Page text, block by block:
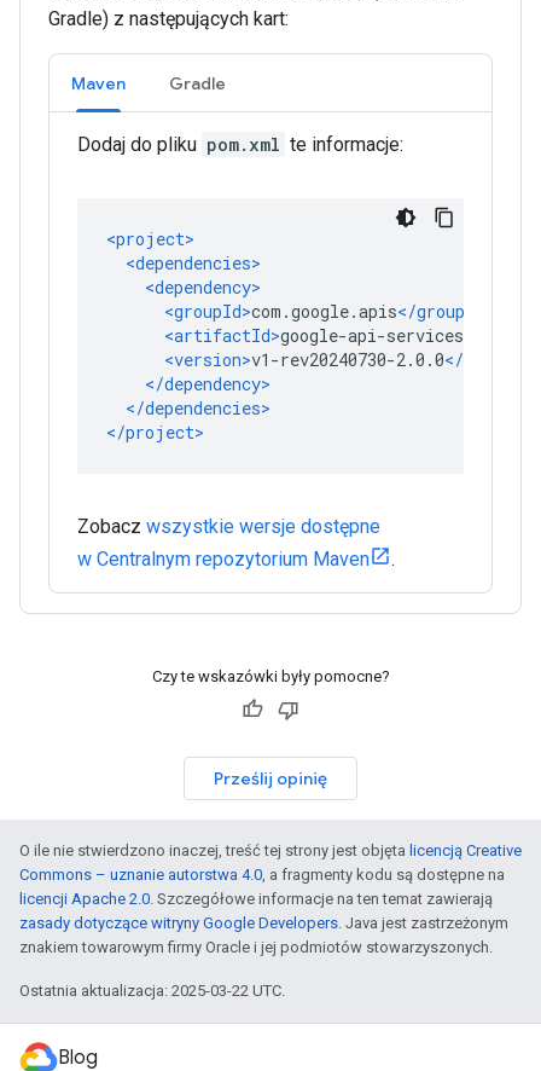
Gradle) z następujących kart:
Maven Gradle
Dodaj do pliku pom.xml te informacje:
Zobacz wszystkie wersje dostępne
w Centralnym repozytorium Maven
.
Czy te wskazówki były pomocne?
Prześlij opinię
O ile nie stwierdzono inaczej, treść tej strony jest objęta licencją Creative
Commons – uznanie autorstwa 4.0, a fragmenty kodu są dostępne na
licencji Apache 2.0. Szczegółowe informacje na ten temat zawierają
zasady dotyczące witryny Google Developers. Java jest zastrzeżonym
znakiem towarowym firmy Oracle i jej podmiotów stowarzyszonych.
Ostatnia aktualizacja: 2025-03-22 UTC.
Blog